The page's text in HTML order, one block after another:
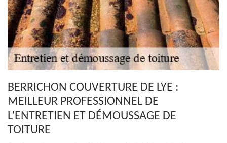
BERRICHON COUVERTURE DE LYE :
MEILLEUR PROFESSIONNEL DE
L’ENTRETIEN ET DÉMOUSSAGE DE
TOITURE